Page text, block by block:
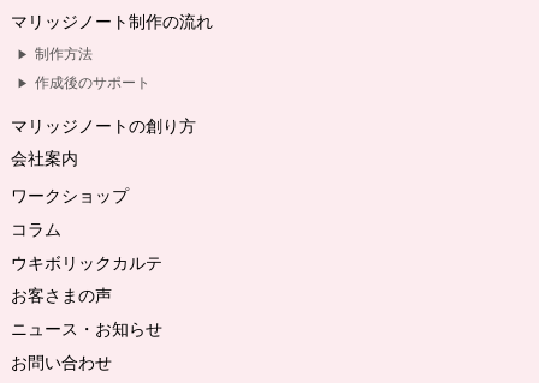
マリッジノート制作の流れ
制作方法
作成後のサポート
マリッジノートの創り方
会社案内
ワークショップ
コラム
ウキボリックカルテ
お客さまの声
ニュース・お知らせ
お問い合わせ